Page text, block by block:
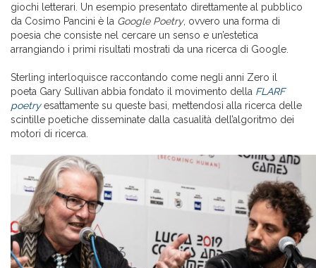
giochi letterari. Un esempio presentato direttamente al pubblico
da Cosimo Pancini è la Google Poetry, ovvero una forma di
poesia che consiste nel cercare un senso e un’estetica
arrangiando i primi risultati mostrati da una ricerca di Google.
Sterling interloquisce raccontando come negli anni Zero il
poeta Gary Sullivan abbia fondato il movimento della FLARF
poetryesattamente su queste basi, mettendosi alla ricerca delle
scintille poetiche disseminate dalla casualità dell’algoritmo dei
motori di ricerca.